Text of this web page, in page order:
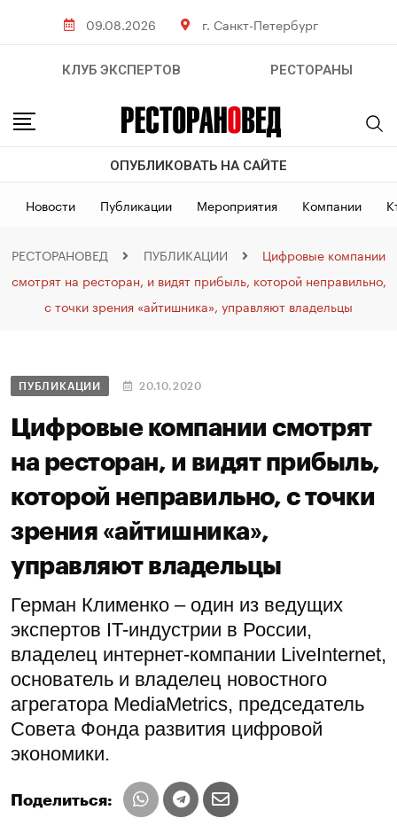
09.08.2026 г. Санкт-Петербург
КЛУБ ЭКСПЕРТОВ РЕСТОРАНЫ
ОПУБЛИКОВАТЬ НА САЙТЕ
Новости Публикации Мероприятия Компании
РЕСТОРАНОВЕД ПУБЛИКАЦИИ
Цифровые компании
смотрят на ресторан, и видят прибыль, которой неправильно,
с точки зрения «айтишника», управляют владельцы
ПУБЛИКАЦИИ 20.10.2020
Цифровые компании смотрят
на ресторан, и видят прибыль,
которой неправильно, с точки
зрения «айтишника»,
управляют владельцы
Герман Клименко – один из ведущих
экспертов IT-индустрии в России,
владелец интернет-компании LiveInternet,
основатель и владелец новостного
агрегатора MediaMetrics, председатель
Совета Фонда развития цифровой
экономики.
Поделиться: